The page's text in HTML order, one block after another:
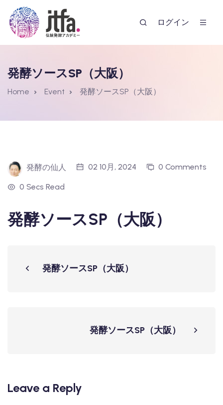
ログイン
発酵ソースSP（大阪）
Home Event 発酵ソースSP（大阪）
発酵の仙人 02 10月, 2024 0 Comments
0 Secs Read
発酵ソースSP（大阪）
発酵ソースSP（大阪）
発酵ソースSP（大阪）
Leave a Reply